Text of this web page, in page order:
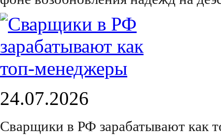
24.07.2026
Сварщики в РФ зарабатывают как